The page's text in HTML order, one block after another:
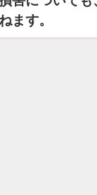
ます。